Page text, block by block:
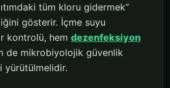
tüm kloru gidermek”
gösterir. İçme suyu
kontrolü, hem dezenfeksiyon
de mikrobiyolojik güvenlik
yürütülmelidir.